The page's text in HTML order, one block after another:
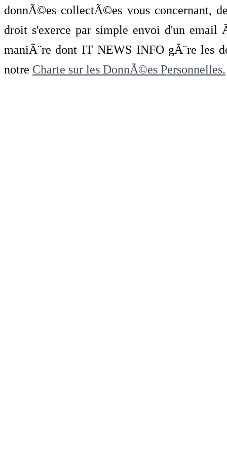
donnÃ©es collectÃ©es vous concernant,
droit s'exerce par simple envoi d'un
maniÃ¨re dont IT NEWS INFO gÃ¨re les
notre Charte sur les DonnÃ©es Personnelles.